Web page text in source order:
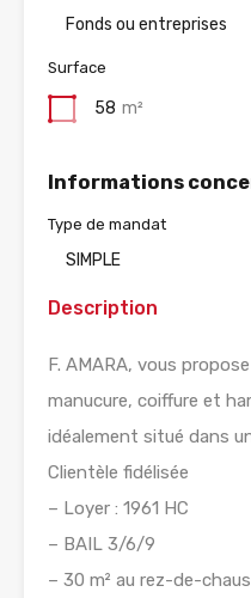
Fonds ou entreprises
Surface
58 m²
Informations
Type de mandat
SIMPLE
Description
F. AMARA, vous
manucure, coiffure et
idéalement situé dans
Clientèle fidélisée
– Loyer : 1961 HC
– BAIL 3/6/9
– 30 m² au rez-de-